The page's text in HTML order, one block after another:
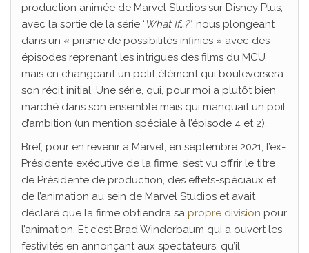
production animée de Marvel Studios sur Disney Plus,
avec la sortie de la série ‘ What If…?’, nous plongeant
dans un « prisme de possibilités infinies » avec des
épisodes reprenant les intrigues des films du MCU
mais en changeant un petit élément qui bouleversera
son récit initial. Une série, qui, pour moi a plutôt bien
marché dans son ensemble mais qui manquait un poil
d’ambition (un mention spéciale à l’épisode 4 et 2).
Bref, pour en revenir à Marvel, en septembre 2021, l’ex-
Présidente exécutive de la firme, s’est vu offrir le titre
de Présidente de production, des effets-spéciaux et
de l’animation au sein de Marvel Studios et avait
déclaré que la firme obtiendra sa propre division pour
l’animation. Et c’est Brad Winderbaum qui a ouvert les
festivités en annonçant aux spectateurs, qu’il